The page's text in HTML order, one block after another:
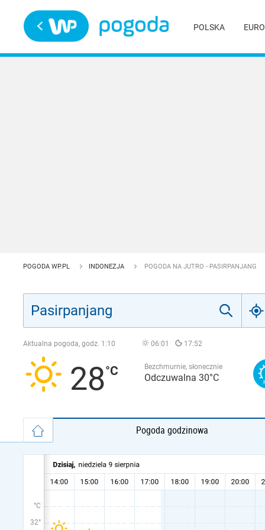
POLSKA
POGODA WP.PL INDONEZJA POGODA NA JUTRO - PASIRPANJANG
Aktualna pogoda, godz. 1:10 06:01 17:52
28 Bezchmurnie, słonecznie
Odczuwalna 30°C
Pogoda godzinowa
°C
32°